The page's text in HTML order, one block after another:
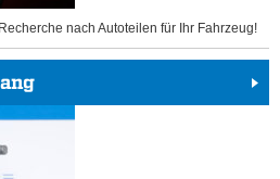
nach Autoteilen für Ihr Fahrzeug!